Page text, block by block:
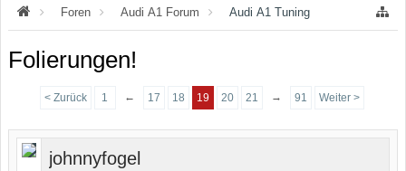
Foren Audi A1 Forum Audi A1 Tuning
Folierungen!
< Zurück 1 ← 17 18 19 20 21 → 91 Weiter >
johnnyfogel